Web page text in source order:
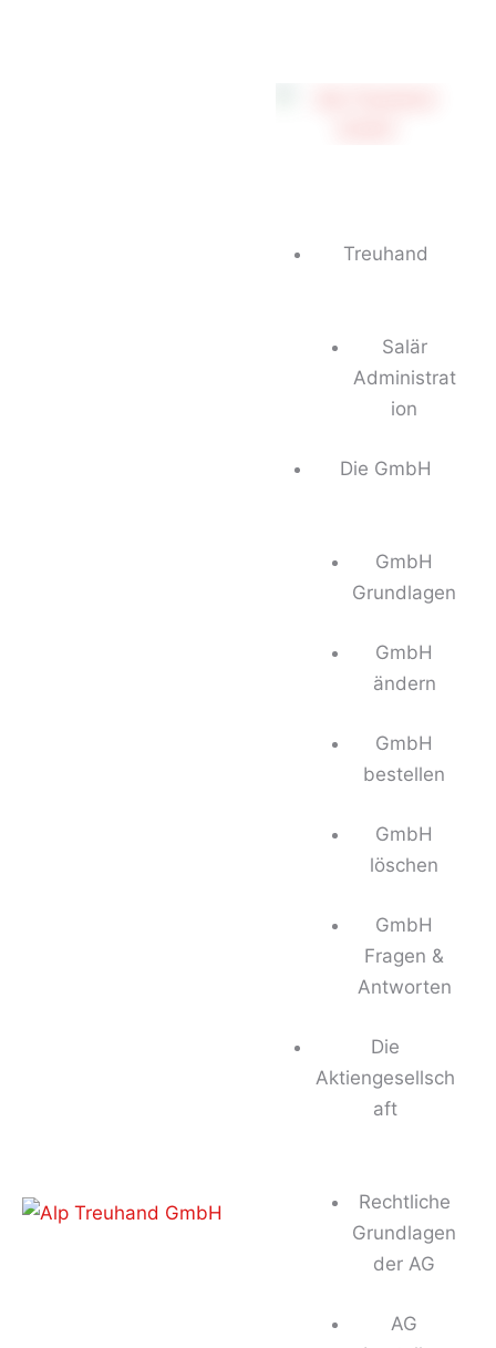
Treuhand
Salär
Administrat
ion
Die GmbH
GmbH
Grundlagen
GmbH
ändern
GmbH
bestellen
GmbH
löschen
GmbH
Fragen &
Antworten
Die
Aktiengesellsch
aft
Rechtliche
Grundlagen
der AG
AG